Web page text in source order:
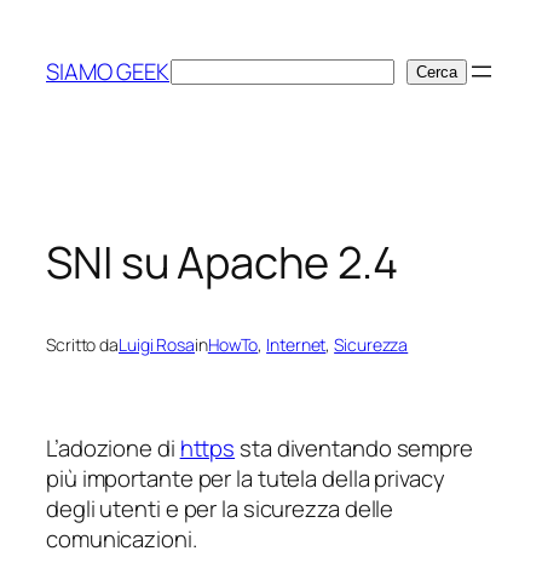
contenuto
SIAMO GEEKCerca Cerca
SNI su Apache 2.4
Scritto daLuigi RosainHowTo, Internet, Sicurezza
L’adozione di https sta diventando sempre
più importante per la tutela della privacy
degli utenti e per la sicurezza delle
comunicazioni.